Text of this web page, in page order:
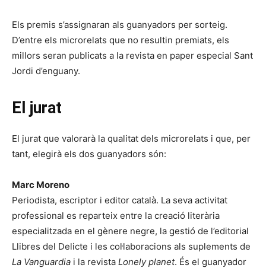
Els premis s’assignaran als guanyadors per sorteig.
D’entre els microrelats que no resultin premiats, els
millors seran publicats a la revista en paper especial Sant
Jordi d’enguany.
El jurat
El jurat que valorarà la qualitat dels microrelats i que, per
tant, elegirà els dos guanyadors són:
Marc Moreno
Periodista, escriptor i editor català. La seva activitat
professional es reparteix entre la creació literària
especialitzada en el gènere negre, la gestió de l’editorial
Llibres del Delicte i les col·laboracions als suplements de
La Vanguardia i la revista Lonely planet. És el guanyador